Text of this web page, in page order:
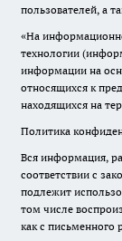
пользователей, а
«На
технологии
информации на
относящихся к
находящихся на
Политика
Вся информация,
соответствии с
подлежит
том числе
как с письменного